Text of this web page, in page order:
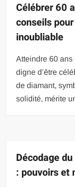
Célébrer 60
conseils
inoubliable
Atteindre 60
digne d’être
de diamant,
solidité, mérite
Décodage
: pouvoirs et